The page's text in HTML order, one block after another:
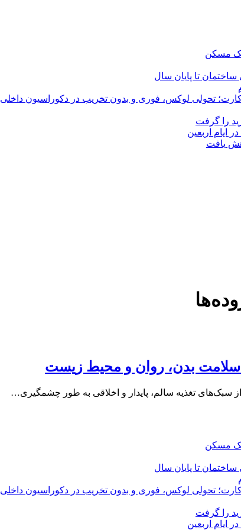
تحولی لوکس، فوری و بدون تخریب در دکوراسیون داخلی
را گرفت
ایام اربعین
یافت
سلامت بدن، روان و محیط زیست
سبک‌های تغذیه سالم، پایدار و اخلاقی به طور چشمگیری…
تحولی لوکس، فوری و بدون تخریب در دکوراسیون داخلی
را گرفت
ایام اربعین